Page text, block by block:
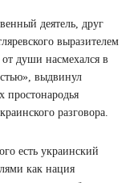
деятель, друг
выразителем
души насмехался в
выдвинул
простонародья
разговора.
есть украинский
как нация